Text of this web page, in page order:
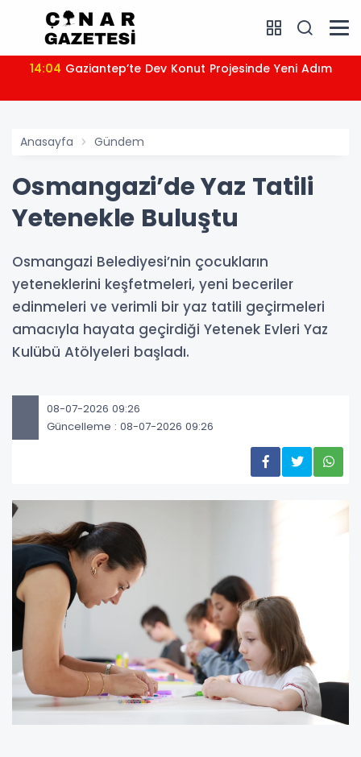
14:04 Gaziantep’te Dev Konut Projesinde Yeni Adım
Anasayfa Gündem
Osmangazi’de Yaz Tatili
Yetenekle Buluştu
Osmangazi Belediyesi’nin çocukların
yeteneklerini keşfetmeleri, yeni beceriler
edinmeleri ve verimli bir yaz tatili geçirmeleri
amacıyla hayata geçirdiği Yetenek Evleri Yaz
Kulübü Atölyeleri başladı.
08-07-2026 09:26
Güncelleme : 08-07-2026 09:26